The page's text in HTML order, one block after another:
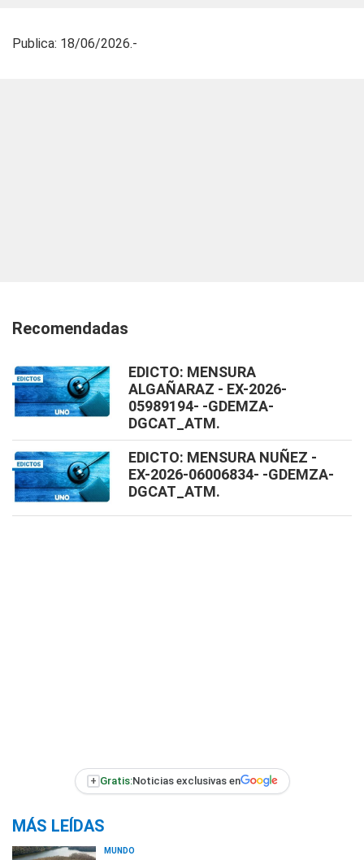
Publica: 18/06/2026.-
Recomendadas
EDICTO: MENSURA
ALGAÑARAZ - EX-2026-
05989194- -GDEMZA-
DGCAT_ATM.
EDICTO: MENSURA NUÑEZ -
EX-2026-06006834- -GDEMZA-
DGCAT_ATM.
+ Gratis:Noticias exclusivas en
MÁS LEÍDAS
MUNDO